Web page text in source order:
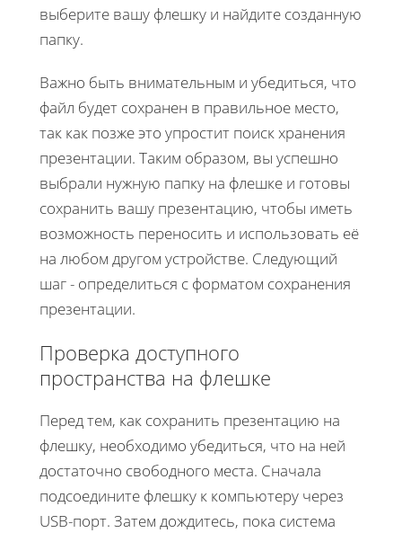
выберите вашу флешку и найдите созданную
папку.
Важно быть внимательным и убедиться, что
файл будет сохранен в правильное место,
так как позже это упростит поиск хранения
презентации. Таким образом, вы успешно
выбрали нужную папку на флешке и готовы
сохранить вашу презентацию, чтобы иметь
возможность переносить и использовать её
на любом другом устройстве. Следующий
шаг - определиться с форматом сохранения
презентации.
Проверка доступного
пространства на флешке
Перед тем, как сохранить презентацию на
флешку, необходимо убедиться, что на ней
достаточно свободного места. Сначала
подсоедините флешку к компьютеру через
USB-порт. Затем дождитесь, пока система